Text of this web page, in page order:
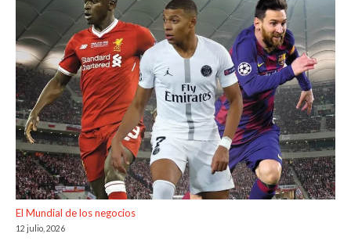
El Mundial de los negocios
12 julio, 2026